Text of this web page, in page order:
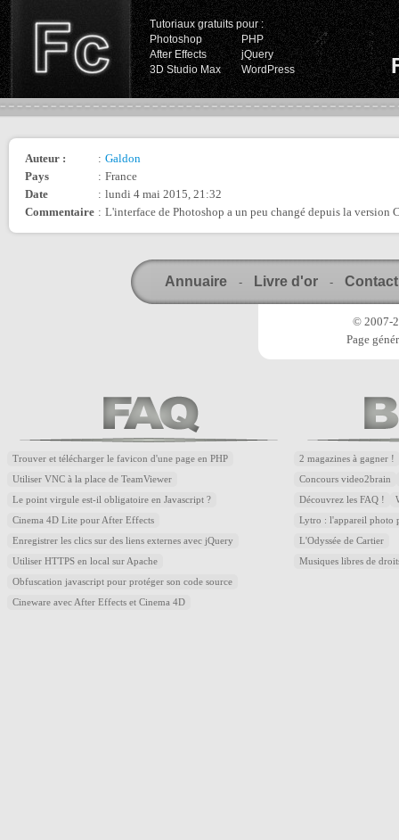
Tutoriaux gratuits pour :
Photoshop
PHP
After Effects
jQuery
3D Studio Max
WordPress
Auteur : : Galdon
Pays
: France
Date
: lundi 4 mai 2015, 21:32
Commentaire : L'interface de Photoshop a un peu changé depuis la version
Annuaire - Livre d'or - Contact
© 2007-
Page
Trouver et télécharger le favicon d'une page en PHP
Utiliser VNC à la place de TeamViewer
Le point virgule est-il obligatoire en Javascript ?
Cinema 4D Lite pour After Effects
Enregistrer les clics sur des liens externes avec jQuery
Utiliser HTTPS en local sur Apache
Obfuscation javascript pour protéger son code source
Cineware avec After Effects et Cinema 4D
2 magazines à gagner !
Concours video2brain
Découvrez les FAQ !
Lytro : l'appareil photo
L'Odyssée de Cartier
Musiques libres de